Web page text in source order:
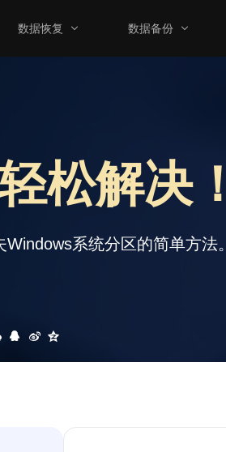
数据恢复 数据备份
松解决！
系统分区的简单方法。